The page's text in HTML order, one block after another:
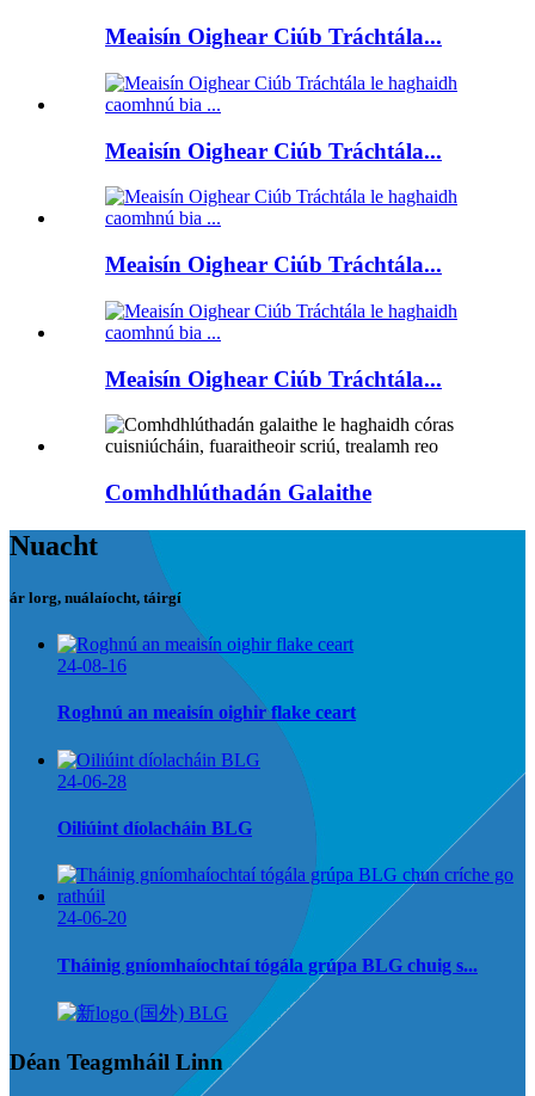
Meaisín Oighear Ciúb Tráchtála...
Meaisín Oighear Ciúb Tráchtála...
Meaisín Oighear Ciúb Tráchtála...
Meaisín Oighear Ciúb Tráchtála...
Comhdhlúthadán Galaithe
Nuacht
ár lorg, nuálaíocht, táirgí
24-08-16
Roghnú an meaisín oighir flake ceart
24-06-28
Oiliúint díolacháin BLG
24-06-20
Tháinig gníomhaíochtaí tógála grúpa BLG chuig s...
Déan Teagmháil Linn